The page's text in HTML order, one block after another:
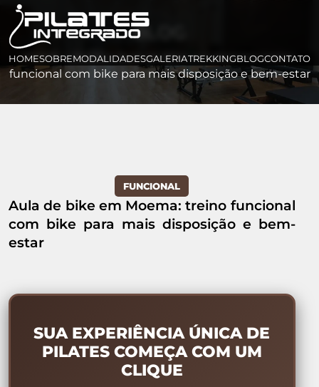
HOMESOBREMODALIDADESGALERIATREKKINGBLOGCONTATO
BLOG
HOME>BLOG >Aula de bike em Moema: treino
funcional com bike para mais disposição e bem-estar
FUNCIONAL
Aula de bike em Moema: treino funcional
com bike para mais disposição e bem-
estar
SUA EXPERIÊNCIA ÚNICA DE
PILATES COMEÇA COM UM
CLIQUE